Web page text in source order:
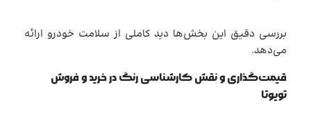
بررسی دقیق این بخش‌ها دید کاملی از سلامت خودرو ارائه
می‌دهد.
قیمت‌گذاری و نقش کارشناسی رنگ در خرید و فروش
تویوتا